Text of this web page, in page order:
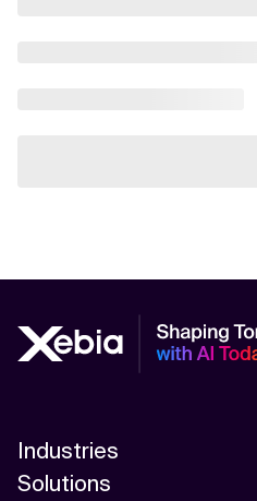
Industries
Solutions